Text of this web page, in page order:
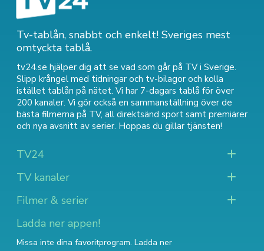
Tv-tablån, snabbt och enkelt! Sveriges mest
omtyckta tablå.
tv24.se hjälper dig att se vad som går på TV i Sverige.
Slipp krångel med tidningar och tv-bilagor och kolla
istället tablån på nätet. Vi har 7-dagars tablå för över
200 kanaler. Vi gör också en sammanställning över de
bästa filmerna på TV, all direktsänd sport samt premiärer
och nya avsnitt av serier. Hoppas du gillar tjänsten!
TV24
TV kanaler
Filmer & serier
Ladda ner appen!
Missa inte dina favoritprogram. Ladda ner